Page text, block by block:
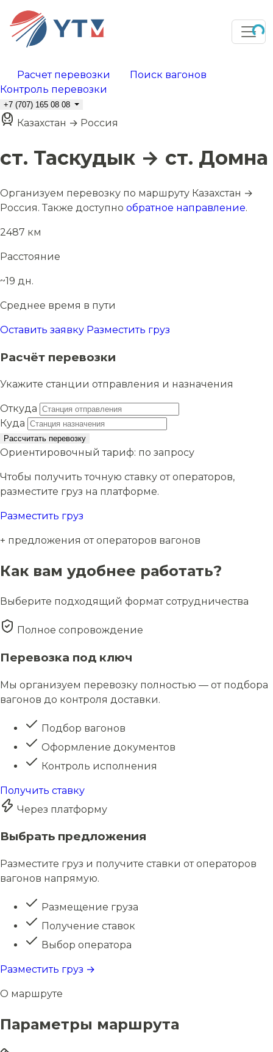
Расчет перевозки
Поиск вагонов
Контроль перевозки
+7 (707) 165 08 08
Казахстан → Россия
ст. Таскудык → ст. Домна
Организуем перевозку по маршруту Казахстан →
Россия. Также доступно обратное направление.
2487 км
Расстояние
~19 дн.
Среднее время в пути
Оставить заявку Разместить груз
Расчёт перевозки
Укажите станции отправления и назначения
Откуда
Куда
Рассчитать перевозку
Ориентировочный тариф: по запросу
Чтобы получить точную ставку от операторов,
разместите груз на платформе.
Разместить груз
+ предложения от операторов вагонов
Как вам удобнее работать?
Выберите подходящий формат сотрудничества
Полное сопровождение
Перевозка под ключ
Мы организуем перевозку полностью — от подбора
вагонов до контроля доставки.
Подбор вагонов
Оформление документов
Контроль исполнения
Получить ставку
Через платформу
Выбрать предложения
Разместите груз и получите ставки от операторов
вагонов напрямую.
Размещение груза
Получение ставок
Выбор оператора
Разместить груз →
О маршруте
Параметры маршрута